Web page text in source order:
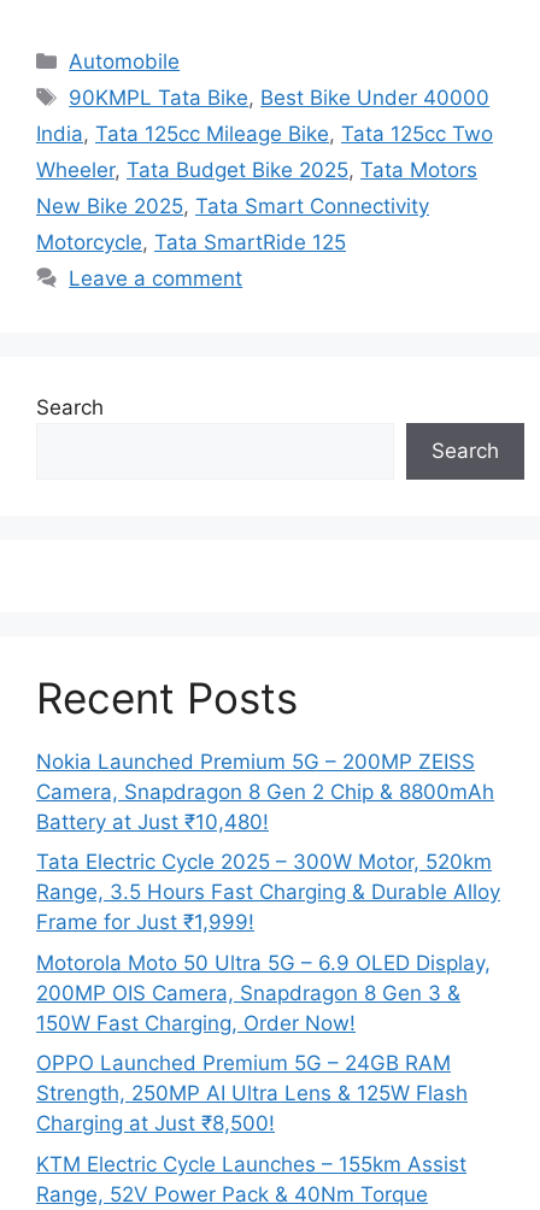
Categories
Automobile
Tags
90KMPL Tata Bike, Best Bike Under 40000
India, Tata 125cc Mileage Bike, Tata 125cc Two
Wheeler, Tata Budget Bike 2025, Tata Motors
New Bike 2025, Tata Smart Connectivity
Motorcycle, Tata SmartRide 125
Leave a comment
Search
Search
Recent Posts
Nokia Launched Premium 5G – 200MP ZEISS
Camera, Snapdragon 8 Gen 2 Chip & 8800mAh
Battery at Just ₹10,480!
Tata Electric Cycle 2025 – 300W Motor, 520km
Range, 3.5 Hours Fast Charging & Durable Alloy
Frame for Just ₹1,999!
Motorola Moto 50 Ultra 5G – 6.9 OLED Display,
200MP OIS Camera, Snapdragon 8 Gen 3 &
150W Fast Charging, Order Now!
OPPO Launched Premium 5G – 24GB RAM
Strength, 250MP AI Ultra Lens & 125W Flash
Charging at Just ₹8,500!
KTM Electric Cycle Launches – 155km Assist
Range, 52V Power Pack & 40Nm Torque